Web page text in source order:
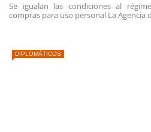
Se igualan las condiciones al
compras para uso personal La Agencia
DIPLOMÁTICOS